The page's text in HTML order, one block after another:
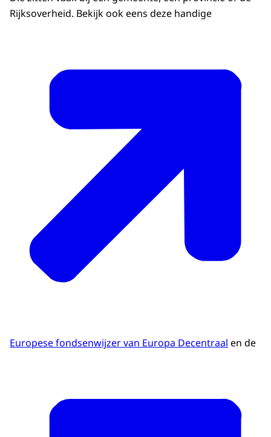
Rijksoverheid. Bekijk ook eens deze handige
Europese fondsenwijzer van Europa Decentraal en de